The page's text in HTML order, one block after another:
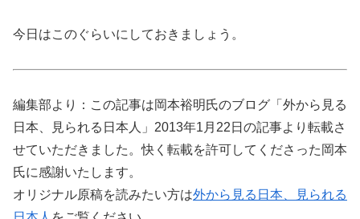
今日はこのぐらいにしておきましょう。
編集部より：この記事は岡本裕明氏のブログ「外から見る
日本、見られる日本人」2013年1月22日の記事より転載さ
せていただきました。快く転載を許可してくださった岡本
氏に感謝いたします。
オリジナル原稿を読みたい方は外から見る日本、見られる